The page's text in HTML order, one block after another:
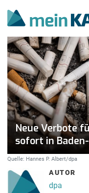
Neue Verbote
sofort in
Quelle: Hannes P. Albert/dpa
AUTOR
dpa